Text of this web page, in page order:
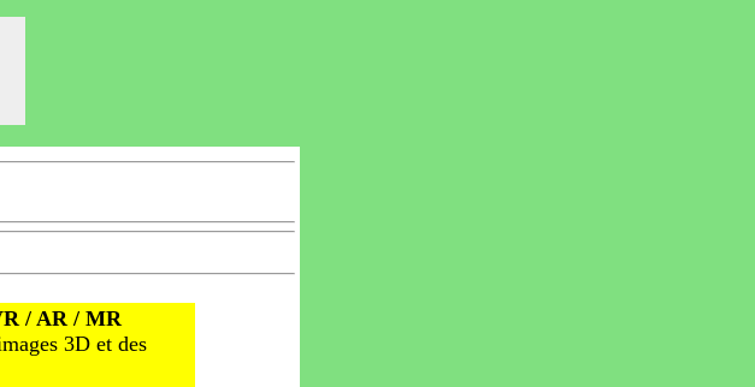
/ AR / MR
3D et des